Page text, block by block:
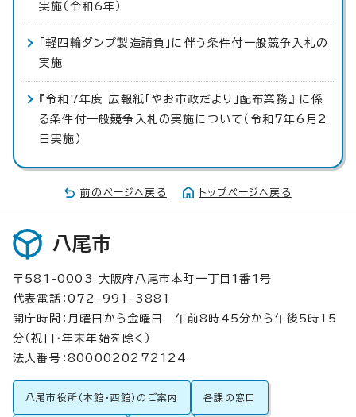
実施（令和6年）
「軽四輪ダンプ製造請負」に伴う条件付一般競争入札の
実施
『令和7年度 広報紙「やお市政だより」配布業務』 に係
る条件付一般競争入札の実施について（令和7年6月2
日実施）
前のページへ戻る トップページへ戻る
八尾市
〒581-0003 大阪府八尾市本町一丁目1番1号
代表電話：072-991-3881
開庁時間：月曜日から金曜日 午前8時45分から午後5時15
分（祝日・年末年始を除く）
法人番号：8000020272124
八尾市役所（本館・西館）のご案内 各課の窓口